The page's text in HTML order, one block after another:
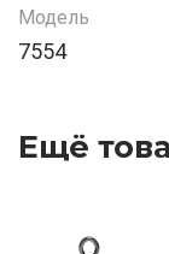
Модель
7554
Ещё